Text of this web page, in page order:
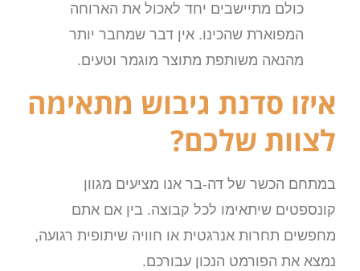
כולם מתיישבים יחד לאכול את הארוחה
המפוארת שהכינו. אין דבר שמחבר יותר
מהנאה משותפת מתוצר מוגמר וטעים.
איזו סדנת גיבוש מתאימה
לצוות שלכם?
במתחם הכשר של דה-בר אנו מציעים מגוון
קונספטים שיתאימו לכל קבוצה. בין אם אתם
מחפשים תחרות אנרגטית או חוויה שיתופית רגועה,
נמצא את הפורמט הנכון עבורכם.